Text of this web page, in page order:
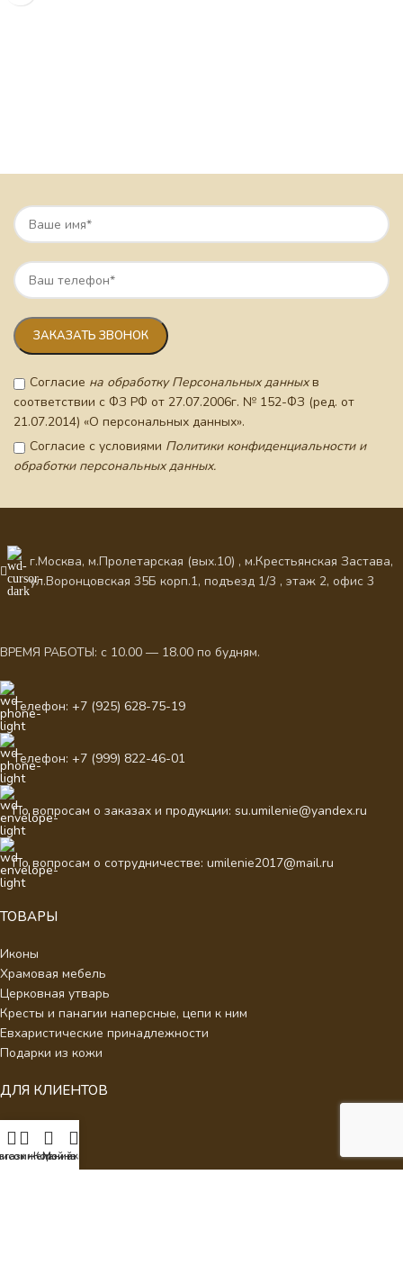
Согласие на обработку Персональных данныхв
соответствии с ФЗ РФ от 27.07.2006г. № 152-ФЗ (ред. от
21.07.2014) «О персональных данных».
Согласие с условиями Политики конфиденциальности и
обработки персональных данных.
г.Москва, м.Пролетарская (вых.10) , м.Крестьянская Застава,
ул.Воронцовская 35Б корп.1, подъезд 1/3 , этаж 2, офис 3
ВРЕМЯ РАБОТЫ: с 10.00 — 18.00 по будням.
Телефон: +7 (925) 628-75-19
Телефон: +7 (999) 822-46-01
По вопросам о заказах и продукции: su.umilenie@yandex.ru
По вопросам о сотрудничестве: umilenie2017@mail.ru
ТОВАРЫ
Иконы
Храмовая мебель
Церковная утварь
Кресты и панагии наперсные, цепи к ним
Евхаристические принадлежности
Подарки из кожи
ДЛЯ КЛИЕНТОВ
О нас
Отзывы
желаний
Корзина
Мой аккаунт